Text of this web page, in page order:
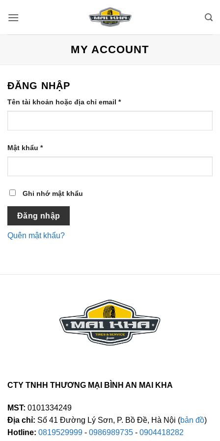
qua
MY ACCOUNT
ĐĂNG NHẬP
Tên tài khoản hoặc địa chỉ email *Bắt
buộc
Mật khẩu *Bắt
buộc
Ghi nhớ mật khẩu
Đăng nhập
Quên mật khẩu?
CTY TNHH THƯƠNG MẠI BÌNH AN MAI KHA
MST: 0101334249
Địa chỉ: Số 41 Đường Lý Sơn, P. Bồ Đề, Hà Nội (bản đồ)
Hotline: 0819529999 - 0986989735 - 0904418282